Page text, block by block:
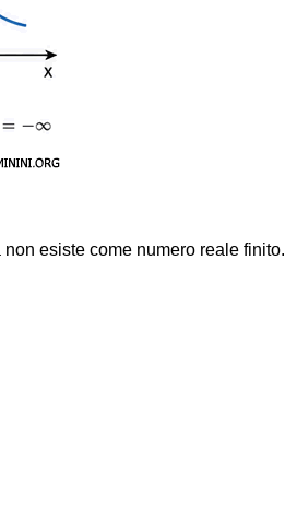
esiste come numero reale finito.